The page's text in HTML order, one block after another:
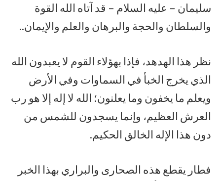
سليمان – عليه السلام – قد آتاه الله القوة
والسلطان والحجة والبرهان والعلم والإيمان..
نظر هذا الهدهد، فإذا بهؤلاء القوم لا يعبدون الله
الذي يخرج الخبأ في السماوات وفي الأرض
ويعلم ما يخفون وما يعلنون؛ الله لا إله إلا هو رب
العرش العظيم، وإنما يسجدون للشمس من
دون هذا الإله الخالق الحكيم.
فطار يقطع هذه الصحارى والبراري بهذا الخبر